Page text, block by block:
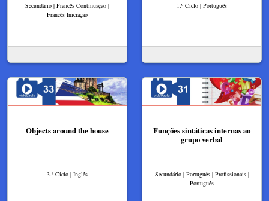
Secundário | Francês Continuação |
Francês Iniciação
1.º Ciclo | Português
Objects around the house
3.º Ciclo | Inglês
Funções sintáticas internas ao
grupo verbal
Secundário | Português | Profissionais |
Português